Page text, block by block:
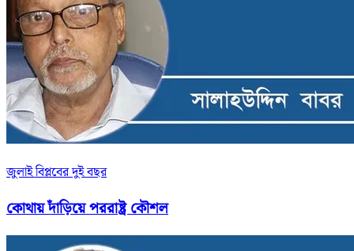
জুলাই বিপ্লবের দুই বছর
কোথায় দাঁড়িয়ে পররাষ্ট্র কৌশল